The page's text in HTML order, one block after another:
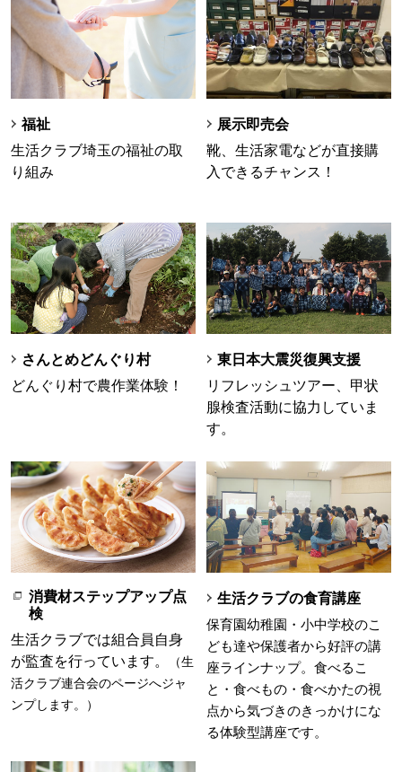
福祉
生活クラブ埼玉の福祉の取
り組み
展示即売会
靴、生活家電などが直接購
入できるチャンス！
さんとめどんぐり村
どんぐり村で農作業体験！
東日本大震災復興支援
リフレッシュツアー、甲状
腺検査活動に協力していま
す。
消費材ステップアップ点
検
生活クラブでは組合員自身
が監査を行っています。
（生
活クラブ連合会のページへジャ
ンプします。）
生活クラブの食育講座
保育園幼稚園・小中学校のこ
ども達や保護者から好評の講
座ラインナップ。食べるこ
と・食べもの・食べかたの視
点から気づきのきっかけにな
る体験型講座です。